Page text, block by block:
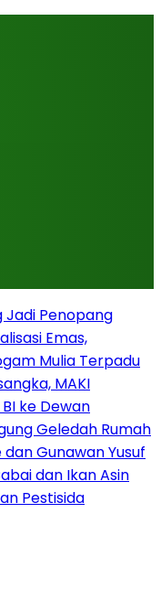
Jadi Penopang
Emas,
Mulia Terpadu
MAKI
ke Dewan
Geledah Rumah
Gunawan Yusuf
dan Ikan Asin
Pestisida